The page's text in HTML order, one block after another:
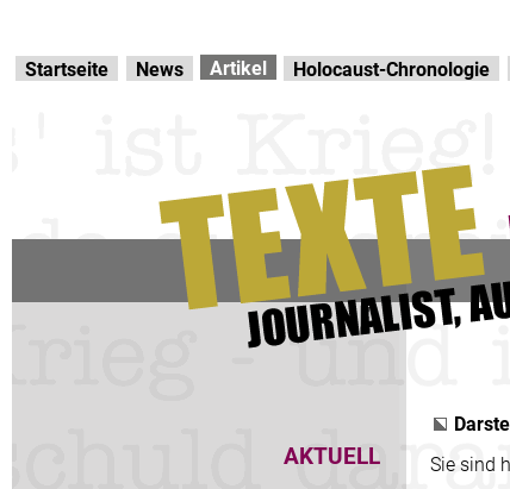
Startseite
News Artikel Holocaust-Chronologie
AKTUELL
Sie sind